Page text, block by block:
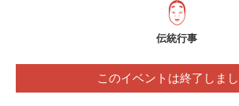
伝統行事
このイベントは終了しまし